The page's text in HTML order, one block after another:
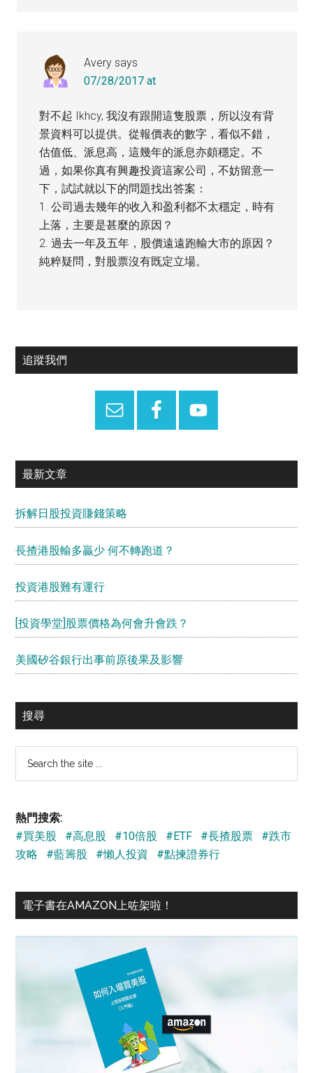
Avery says
07/28/2017 at
對不起 Ikhcy, 我沒有跟開這隻股票，所以沒有背
景資料可以提供。從報價表的數字，看似不錯，
估值低、派息高，這幾年的派息亦頗穩定。不
過，如果你真有興趣投資這家公司，不妨留意一
下，試試就以下的問題找出答案：
1. 公司過去幾年的收入和盈利都不太穩定，時有
上落，主要是甚麼的原因？
2. 過去一年及五年，股價遠遠跑輸大市的原因？
純粹疑問，對股票沒有既定立場。
Primary
追蹤我們
最新文章
拆解日股投資賺錢策略
長揸港股輸多贏少 何不轉跑道？
投資港股難有運行
[投資學堂]股票價格為何會升會跌？
美國矽谷銀行出事前原後果及影響
搜尋
...
熱門搜索:
#買美股
#高息股 #10倍股 #ETF #長揸股票
#跌市
攻略
#藍籌股 #懶人投資 #點揀證券行
電子書在AMAZON上咗架啦！